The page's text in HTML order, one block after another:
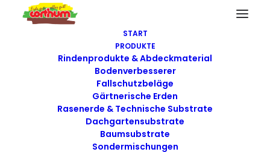
START
PRODUKTE
Rindenprodukte & Abdeckmaterial
Bodenverbesserer
Fallschutzbeläge
Gärtnerische Erden
Rasenerde & Technische Substrate
Dachgartensubstrate
Baumsubstrate
Sondermischungen
Mögliches
Zusammenspiel von